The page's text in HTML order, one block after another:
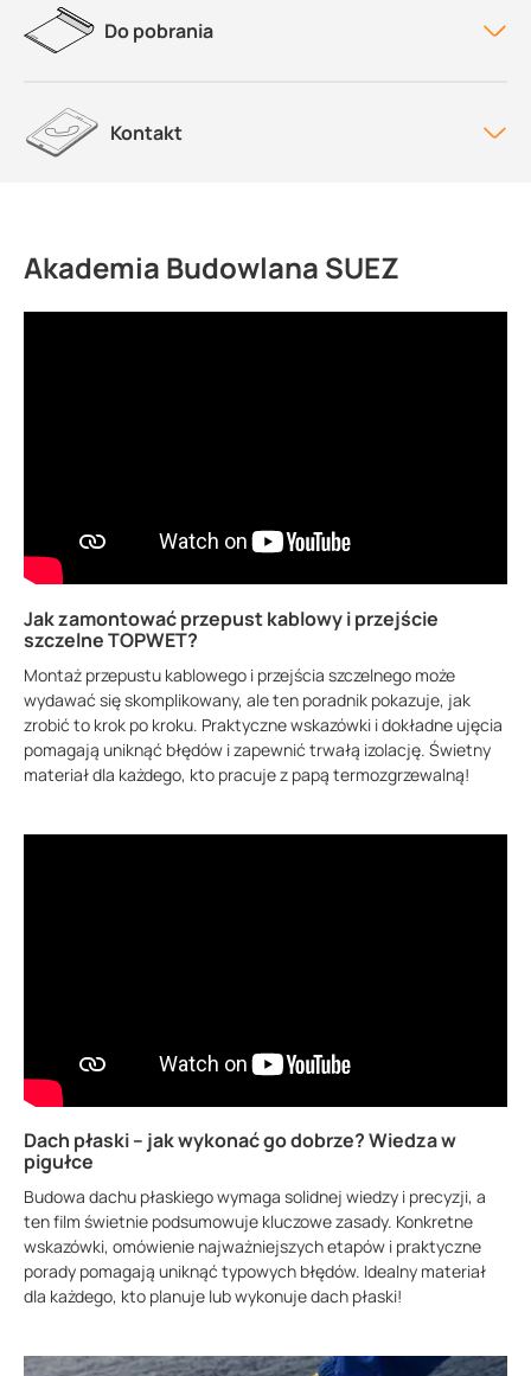
Do pobrania
Kontakt
Akademia Budowlana SUEZ
Jak zamontować przepust kablowy i przejście
szczelne TOPWET?
Montaż przepustu kablowego i przejścia szczelnego może
wydawać się skomplikowany, ale ten poradnik pokazuje, jak
zrobić to krok po kroku. Praktyczne wskazówki i dokładne ujęcia
pomagają uniknąć błędów i zapewnić trwałą izolację. Świetny
materiał dla każdego, kto pracuje z papą termozgrzewalną!
Dach płaski – jak wykonać go dobrze? Wiedza w
pigułce
Budowa dachu płaskiego wymaga solidnej wiedzy i precyzji, a
ten film świetnie podsumowuje kluczowe zasady. Konkretne
wskazówki, omówienie najważniejszych etapów i praktyczne
porady pomagają uniknąć typowych błędów. Idealny materiał
dla każdego, kto planuje lub wykonuje dach płaski!